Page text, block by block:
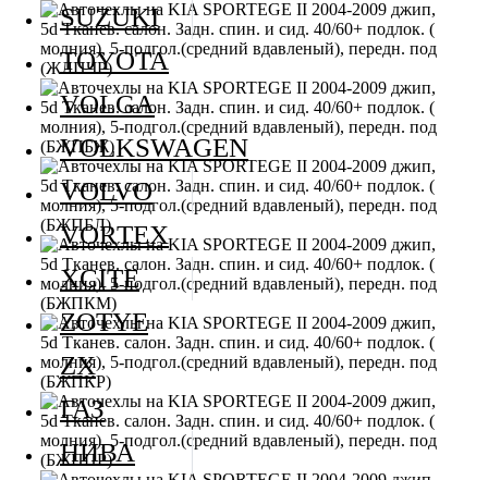
SUZUKI
TOYOTA
VOLGA
VOLKSWAGEN
VOLVO
VORTEX
XCITE
ZOTYE
ZX
ГАЗ
НИВА